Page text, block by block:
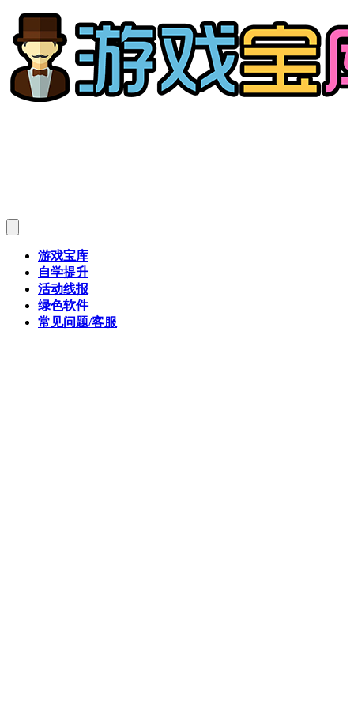
游戏宝库
自学提升
活动线报
绿色软件
常见问题/客服